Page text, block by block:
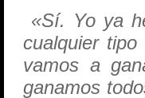
«Sí. Yo ya
cualquier
vamos a
ganamos